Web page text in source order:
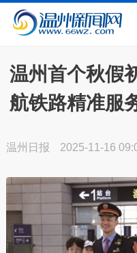
温州首个秋假
航铁路精准服
温州日报 2025-11-16